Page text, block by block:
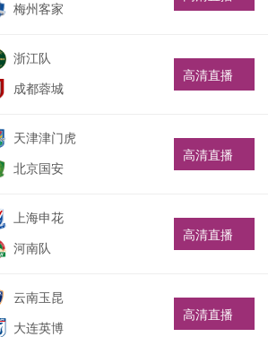
梅州客家
浙江队
成都蓉城
高清直播
天津津门虎
北京国安
高清直播
上海申花
河南队
高清直播
云南玉昆
大连英博
高清直播